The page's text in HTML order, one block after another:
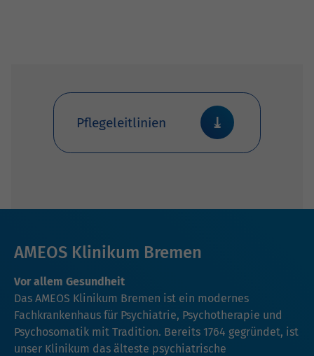
Pflegeleitlinien
AMEOS Klinikum Bremen
Vor allem Gesundheit
Das AMEOS Klinikum Bremen ist ein modernes
Fachkrankenhaus für Psychiatrie, Psychotherapie und
Psychosomatik mit Tradition. Bereits 1764 gegründet, ist
unser Klinikum das älteste psychiatrische